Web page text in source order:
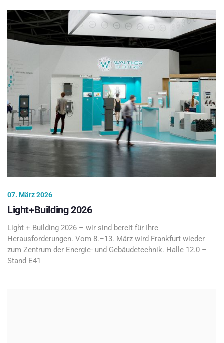
07. März 2026
Light+Building 2026
Light + Building 2026 – wir sind bereit für Ihre
Herausforderungen. Vom 8.–13. März wird Frankfurt wieder
zum Zentrum der Energie- und Gebäudetechnik. Halle 12.0 –
Stand E41